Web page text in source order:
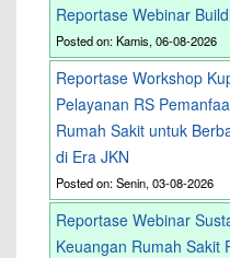
Reportase Webinar
Posted on: Kamis, 06-08-2026
Reportase Workshop
Pelayanan RS
Rumah Sakit untuk
di Era JKN
Posted on: Senin, 03-08-2026
Reportase Webinar
Keuangan Rumah Sakit